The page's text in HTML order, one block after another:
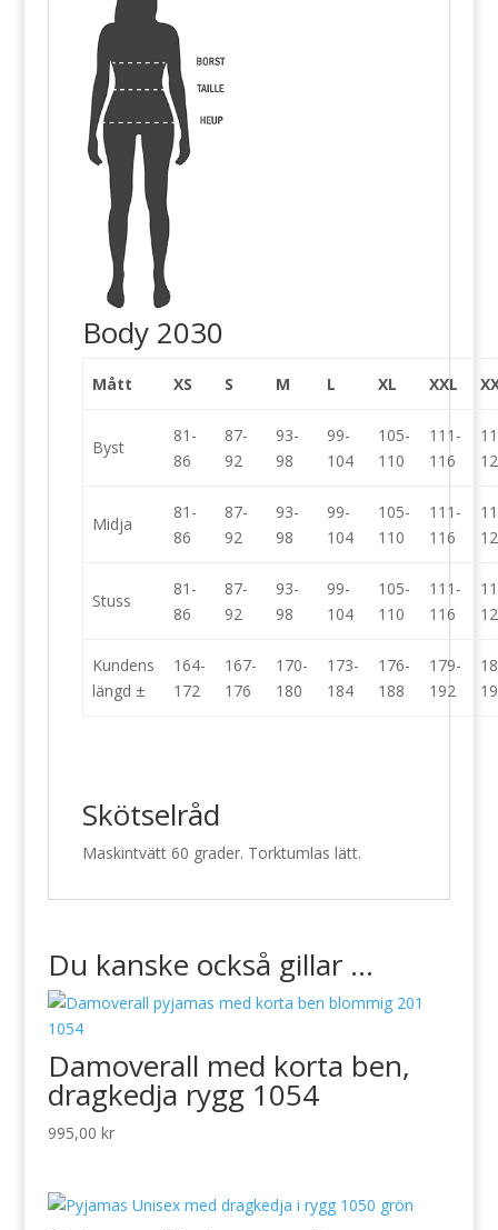
Body 2030
Mått XS S M L XL XXL
Byst
81-
86
87-
92
93-
98
99-
104
105-
110
111-
116
Midja
81-
86
87-
92
93-
98
99-
104
105-
110
111-
116
Stuss
81-
86
87-
92
93-
98
99-
104
105-
110
111-
116
Kundens
längd ±
164-
172
167-
176
170-
180
173-
184
176-
188
179-
192
Skötselråd
Maskintvätt 60 grader. Torktumlas lätt.
Du kanske också gillar …
Damoverall med korta ben,
dragkedja rygg 1054
995,00 kr